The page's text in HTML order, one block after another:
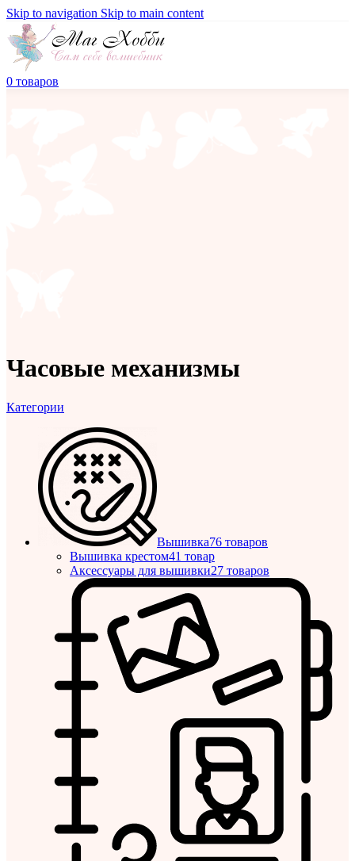
Skip to navigation Skip to main content
0 товаров
Часовые механизмы
Категории
Вышивка76 товаров
Вышивка крестом41 товар
Аксессуары для вышивки27 товаров